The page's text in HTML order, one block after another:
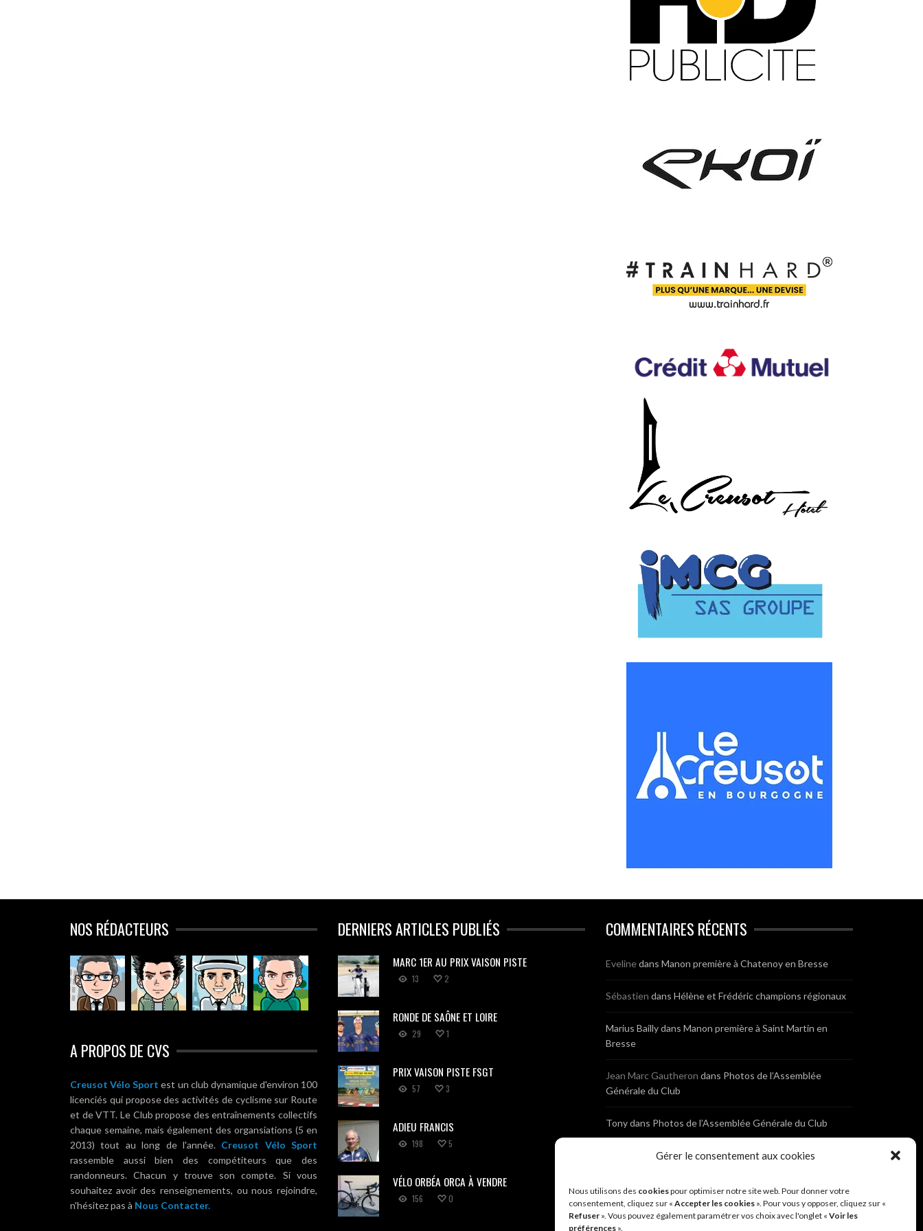
Gérer le consentement aux cookies
Nous utilisons des cookiespour optimiser notre site web. Pour donner votre
consentement, cliquez sur « Accepter les cookies ». Pour vous y opposer, cliquez sur «
Refuser ». Vous pouvez également paramétrer vos choix avec l'onglet « Voir les
préférences ».
NOS RÉDACTEURS
A PROPOS DE CVS
Creusot Vélo Sport est un club dynamique d'environ 100
licenciés qui propose des activités de cyclisme sur Route
et de VTT. Le Club propose des entraînements collectifs
chaque semaine, mais également des organsiations (5 en
2013) tout au long de l'année. Creusot Vélo Sport
rassemble aussi bien des compétiteurs que des
randonneurs. Chacun y trouve son compte. Si vous
souhaitez avoir des renseignements, ou nous rejoindre,
n'hésitez pas à Nous Contacter.
DERNIERS ARTICLES PUBLIÉS
MARC 1ER AU PRIX VAISON PISTE
13 2
RONDE DE SAÔNE ET LOIRE
29 1
PRIX VAISON PISTE FSGT
57 3
ADIEU FRANCIS
198 5
VÉLO ORBÉA ORCA À VENDRE
156 0
COMMENTAIRES RÉCENTS
Evelinedans Manon première à Chatenoy en Bresse
Sébastien dans Hélène et Frédéric champions régionaux
Marius Baillydans Manon première à Saint Martin en
Bresse
Jean Marc Gautheron dans Photos de l’Assemblée
Générale du Club
Tonydans Photos de l’Assemblée Générale du Club
dansCyclocross de Brochon (21)
BreniauxdansCyclocross de Brochon (21)
AnonymedansDiététique Nutrition 71 – Cécile Guyon